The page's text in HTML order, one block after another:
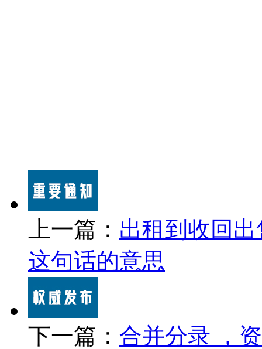
上一篇： 出租到收回
这句话的意思
下一篇： 合并分录 ，